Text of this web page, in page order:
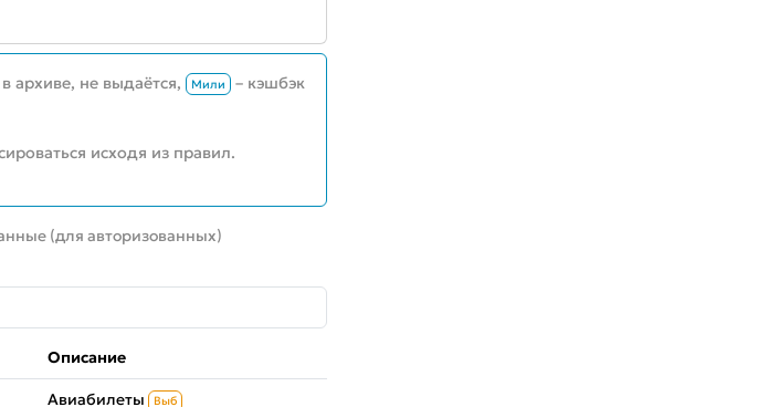
в архиве, не выдаётся, Мили
– кэшбэк
исходя из правил.
(для авторизованных)
Описание
Авиабилеты Выб